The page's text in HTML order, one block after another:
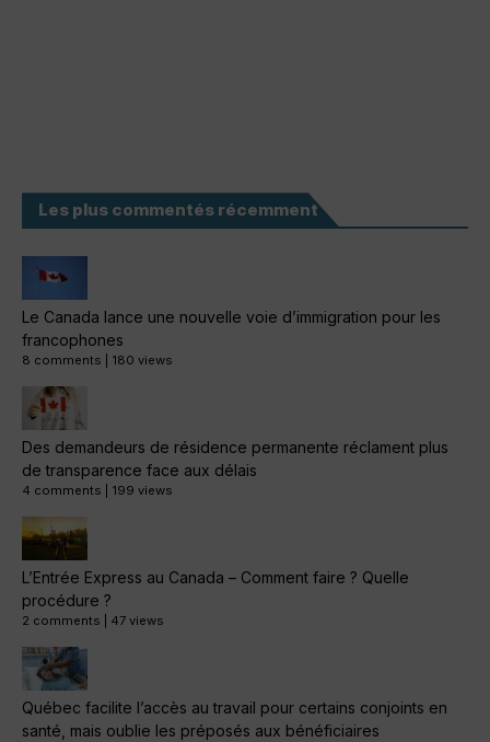
Les plus commentés récemment
Le Canada lance une nouvelle voie d’immigration pour les
francophones
8 comments 180 views
Des demandeurs de résidence permanente réclament plus
de transparence face aux délais
4 comments 199 views
L’Entrée Express au Canada – Comment faire ? Quelle
procédure ?
2 comments 47 views
Québec facilite l’accès au travail pour certains conjoints en
santé, mais oublie les préposés aux bénéficiaires